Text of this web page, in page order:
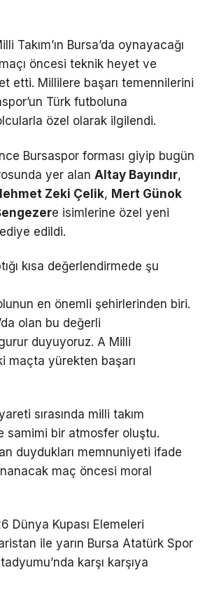
Takım’ın Bursa’da oynayacağı
öncesi teknik heyet ve
etti. Millilere başarı temennilerini
Türk futboluna
özel olarak ilgilendi.
Bursaspor forması giyip bugün
yer alan Altay Bayındır,
Zeki Çelik, Mert Günok
e isimlerine özel yeni
edildi.
kısa değerlendirmede şu
en önemli şehirlerinden biri.
olan bu değerli
duyuyoruz. A Milli
maçta yürekten başarı
sırasında milli takım
samimi bir atmosfer oluştu.
duydukları memnuniyeti ifade
maç öncesi moral
Dünya Kupası Elemeleri
ile yarın Bursa Atatürk Spor
karşı karşıya